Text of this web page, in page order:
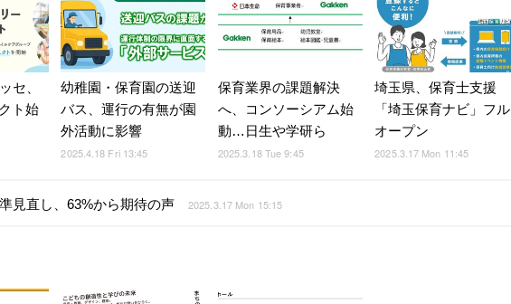
セ、
ト始
幼稚園・保育園の送迎
バス、運行の有無が園
外活動に影響
2025.4.18 Fri 13:45
保育業界の課題解決
へ、コンソーシアム始
動…日生や学研ら
2025.3.18 Tue 9:45
埼玉県、保育士支援
「埼玉保育ナビ」フル
オープン
2025.3.17 Mon 11:45
見直し、63%から期待の声 2025.3.17 Mon 15:15